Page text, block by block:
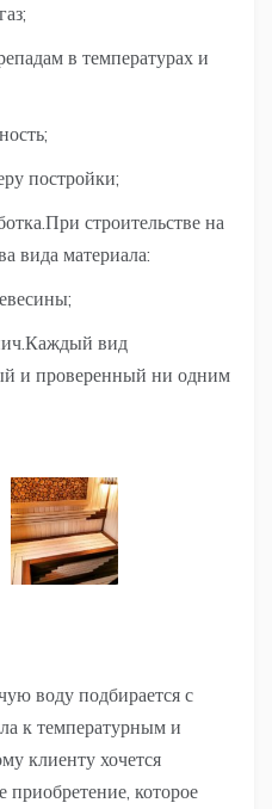
в температурах и
постройки;
строительстве на
вида материала:
вид
и проверенный ни одним
воду подбирается с
к температурным и
клиенту хочется
приобретение, которое